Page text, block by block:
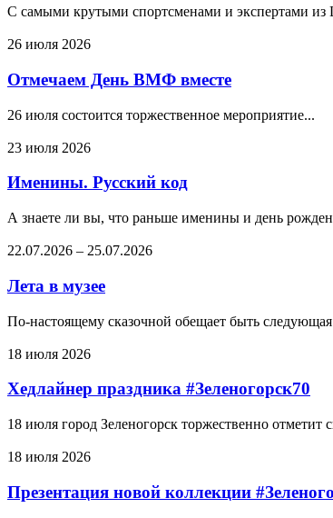
С самыми крутыми спортсменами и экспертами из
26 июля 2026
Отмечаем День ВМФ вместе
26 июля состоится торжественное мероприятие...
23 июля 2026
Именины. Русский код
А знаете ли вы, что раньше именины и день
22.07.2026 – 25.07.2026
Лета в музее
По-настоящему сказочной обещает быть следующая
18 июля 2026
Хедлайнер праздника #Зеленогорск70
18 июля город Зеленогорск торжественно отметит
18 июля 2026
Презентация новой коллекции